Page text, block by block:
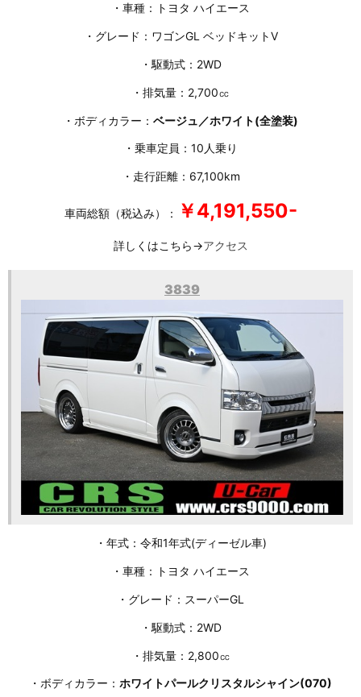
・車種：トヨタ ハイエース
・グレード：ワゴンGL ベッドキットⅤ
・駆動式：2WD
・排気量：2,700㏄
・ボディカラー： ベージュ／ホワイト(全塗装)
・乗車定員：10人乗り
・走行距離：67,100km
車両総額（税込み）： ￥4,191,550-
詳しくはこちら→アクセス
3839
・年式：令和1年式(ディーゼル車)
・車種：トヨタ ハイエース
・グレード：スーパーGL
・駆動式：2WD
・排気量：2,800㏄
・ボディカラー： ホワイトパールクリスタルシャイン(070)